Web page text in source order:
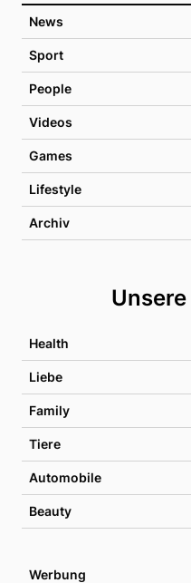
News
Sport
People
Videos
Games
Lifestyle
Archiv
Health
Liebe
Family
Tiere
Automobile
Beauty
Werbung